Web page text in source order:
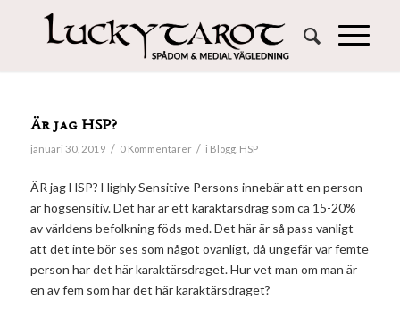
Är jag HSP?
januari 30, 2019 / 0 Kommentarer / i Blogg, HSP
ÄR jag HSP? Highly Sensitive Persons innebär att en person
är högsensitiv. Det här är ett karaktärsdrag som ca 15-20%
av världens befolkning föds med. Det här är så pass vanligt
att det inte bör ses som något ovanligt, då ungefär var femte
person har det här karaktärsdraget. Hur vet man om man är
en av fem som har det här karaktärsdraget?